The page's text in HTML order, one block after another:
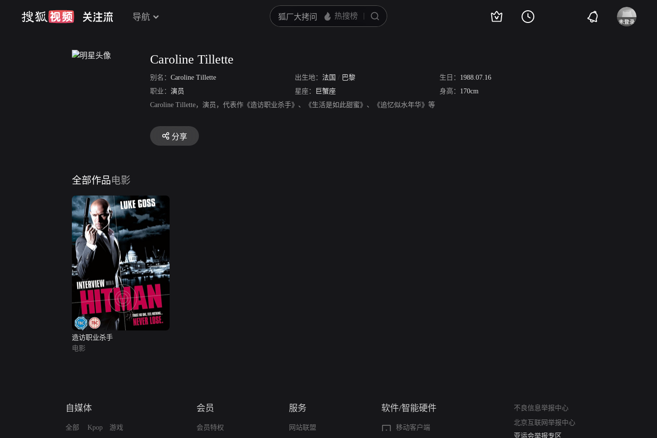
导航
Caroline Tillette
别名： Caroline Tillette 出生地： 法国 / 巴黎 生日： 1988.07.16
职业： 演员 星座： 巨蟹座 身高： 170cm
Caroline Tillette，演员，代表作《造访职业杀手》、《生活是如此甜蜜》、《追忆似水年华》等
分享
全部作品电影
造访职业杀手
电影
自媒体
全部 Kpop 游戏
会员
会员特权
服务
网站联盟
软件/智能硬件
移动客户端
不良信息举报中心
北京互联网举报中心
亚运会举报专区